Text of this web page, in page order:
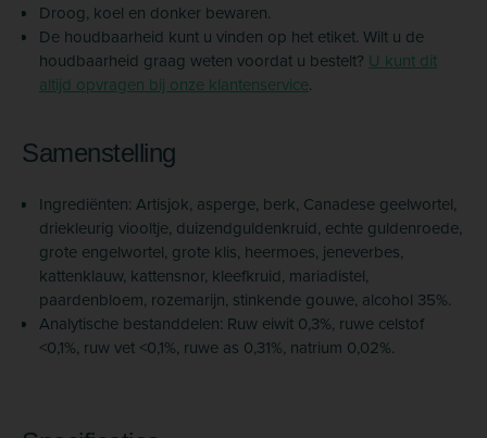
Droog, koel en donker bewaren.
De houdbaarheid kunt u vinden op het etiket. Wilt u de
houdbaarheid graag weten voordat u bestelt? U kunt dit
altijd opvragen bij onze klantenservice.
Samenstelling
Ingrediënten: Artisjok, asperge, berk, Canadese geelwortel,
driekleurig viooltje, duizendguldenkruid, echte guldenroede,
grote engelwortel, grote klis, heermoes, jeneverbes,
kattenklauw, kattensnor, kleefkruid, mariadistel,
paardenbloem, rozemarijn, stinkende gouwe, alcohol 35%.
Analytische bestanddelen: Ruw eiwit 0,3%, ruwe celstof
<0,1%, ruw vet <0,1%, ruwe as 0,31%, natrium 0,02%.